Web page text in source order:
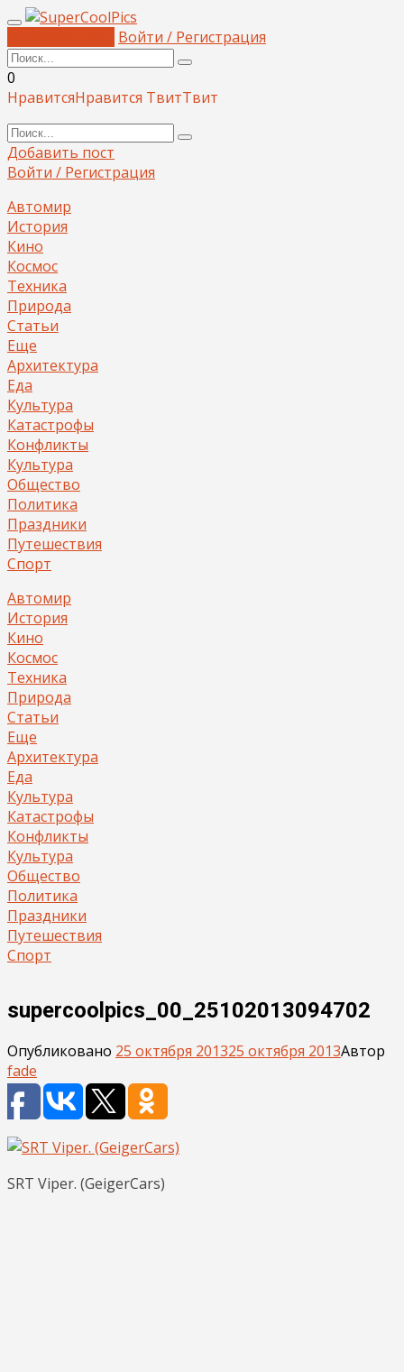
Войти / Регистрация
0
НравитсяНравится ТвитТвит
Добавить пост
Войти / Регистрация
Автомир
История
Кино
Космос
Техника
Природа
Статьи
Еще
Архитектура
Еда
Культура
Катастрофы
Конфликты
Культура
Общество
Политика
Праздники
Путешествия
Спорт
Автомир
История
Кино
Космос
Техника
Природа
Статьи
Еще
Архитектура
Еда
Культура
Катастрофы
Конфликты
Культура
Общество
Политика
Праздники
Путешествия
Спорт
supercoolpics_00_25102013094702
Опубликовано 25 октября 201325 октября 2013Автор
fade
SRT Viper. (GeigerCars)